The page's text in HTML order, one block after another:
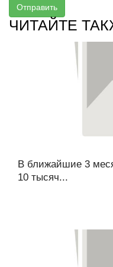
Отправить
ЧИТАЙТЕ
В ближайшие 3
10 тысяч...